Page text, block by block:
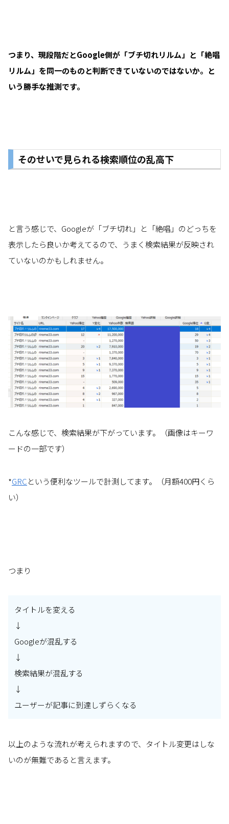
つまり、現段階だとGoogle側が「ブチ切れリルム」と「絶唱
リルム」を同一のものと判断できていないのではないか。と
いう勝手な推測です。
そのせいで見られる検索順位の乱高下
と言う感じで、Googleが「ブチ切れ」と「絶唱」のどっちを
表示したら良いか考えてるので、うまく検索結果が反映され
ていないのかもしれません。
こんな感じで、検索結果が下がっています。（画像はキーワ
ードの一部です）
*GRCという便利なツールで計測してます。（月額400円くら
い）
つまり
タイトルを変える
↓
Googleが混乱する
↓
検索結果が混乱する
↓
ユーザーが記事に到達しずらくなる
以上のような流れが考えられますので、タイトル変更はしな
いのが無難であると言えます。